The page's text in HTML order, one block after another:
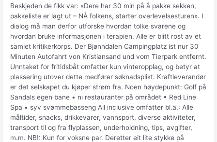
Beskjeden de fikk var: «Dere har 30 min på å pakke sekken,
pakkeliste er lagt ut – NÅ folkens, starter overlevelsesturen». I
dialog må man derfor utforske hvordan tolke svarene og
hvordan bruke informasjonen i terapien. Alle er blitt rost av et
samlet kritikerkorps. Der Bjønndalen Campingplatz ist nur 30
Minuten Autofahrt von Kristiansand und vom Tierpark entfernt.
Unntaket for fritidsbåt omfatter kun vinteropplag, og betyr at
plassering utover dette medfører søknadsplikt. Kraftleverandør
er det selskapet du kjøper strøm fra. Noen høydepunkt: Golf på
Sandals egen bane • ni restauranter på området • Red Line
Spa • syv svømmebasseng All inclusive omfatter bl.a.: Alle
måltider, snacks, drikkevarer, vannsport, diverse aktiviteter,
transport til og fra flyplassen, underholdning, tips, avgifter,
m.m. NB!: Kun for voksne par. Deretter eit lite stykke på